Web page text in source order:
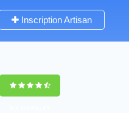
Inscription Artisan